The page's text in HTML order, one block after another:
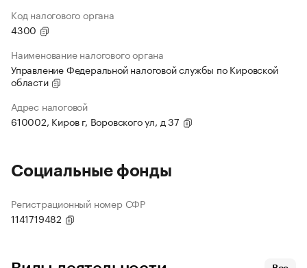
Код налогового органа
4300
Наименование налогового органа
Управление Федеральной налоговой службы по Кировской
области
Адрес налоговой
610002, Киров г, Воровского ул, д 37
Социальные фонды
Регистрационный номер СФР
1141719482